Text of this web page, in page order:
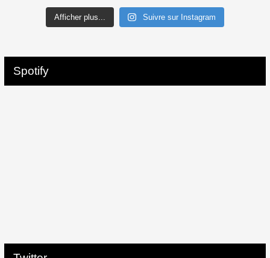
Afficher plus... Suivre sur Instagram
Spotify